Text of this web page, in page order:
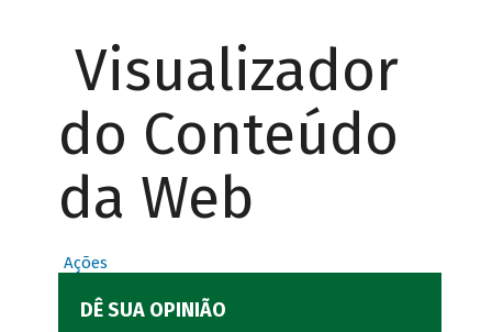
Visualizador
do Conteúdo
da Web
Ações
DÊ SUA OPINIÃO